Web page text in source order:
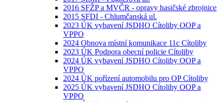
2016 SFŽP a MVČR - opravy hasičské zbrojnice
2015 SFDI - Chlumčanská ul.
2023 ÚK vybavení JSDHO Cítoliby OOP a
VPPO
2024 Obnova místní komunikace 11c Cítoliby
2023 ÚK Podpora obecní policie Cítoliby
2024 ÚK vybavení JSDHO Cítoliby OOP a
VPPO
2024 ÚK pořízení automobilu pro OP Cítoliby
2025 ÚK vybavení JSDHO Cítoliby OOP a
VPPO